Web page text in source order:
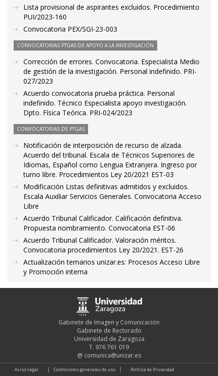
Lista provisional de aspirantes excluidos. Procedimiento
PUI/2023-160
Convocatoria PEX/SGI-23-003
CONVOCATORIAS PTGAS DE APOYO A LA INVESTIGACIÓN
Corrección de errores. Convocatoria. Especialista Medio
de gestión de la investigación. Personal indefinido. PRI-
027/2023
Acuerdo convocatoria prueba práctica. Personal
indefinido. Técnico Especialista apoyo investigación.
Dpto. Física Teórica. PRI-024/2023
CONVOCATORIAS DE PTGAS
Notificación de interposición de recurso de alzada.
Acuerdo del tribunal. Escala de Técnicos Superiores de
Idiomas, Español como Lengua Extranjera. Ingreso por
turno libre. Procedimientos Ley 20/2021 EST-03
Modificación Listas definitivas admitidos y excluidos.
Escala Auxiliar Servicios Generales. Convocatoria Acceso
Libre
Acuerdo Tribunal Calificador. Calificación definitiva.
Propuesta nombramiento. Convocatoria EST-06
Acuerdo Tribunal Calificador. Valoración méritos.
Convocatoria procedimientos Ley 20/2021. EST-26
Actualización temarios unizar.es: Procesos Acceso Libre
y Promoción interna
Gabinete de Imagen y Comunicación
Gabinete de Rectorado
Universidad de Zaragoza
T. 976 761 019
@ comunica@unizar.es
Aviso Legal Condiciones generales de uso Política de Privacidad